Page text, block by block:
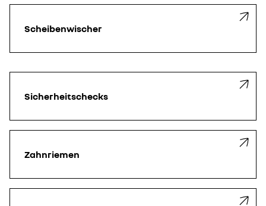
Scheibenwischer
Sicherheitschecks
Zahnriemen